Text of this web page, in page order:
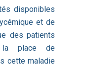
disponibles
et de
des patients
la place de
cette maladie